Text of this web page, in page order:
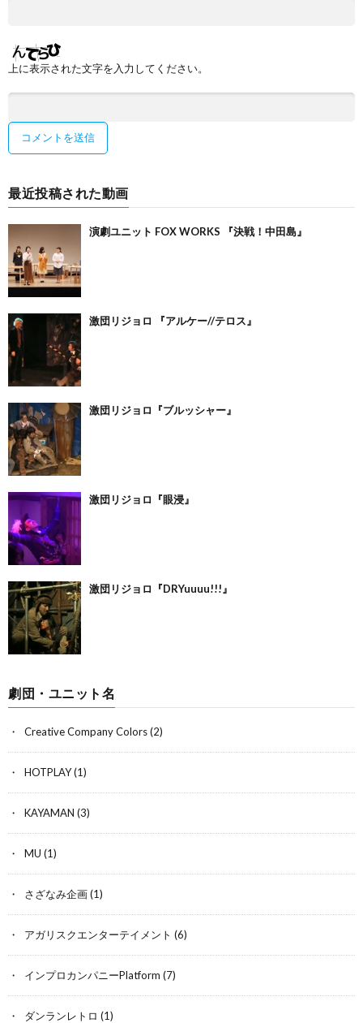
上に表示された文字を入力してください。
最近投稿された動画
演劇ユニット FOX WORKS 『決戦！中田島』
激団リジョロ 『アルケー//テロス』
激団リジョロ『ブルッシャー』
激団リジョロ『眼浸』
激団リジョロ『DRYuuuu!!!』
劇団・ユニット名
Creative Company Colors(2)
HOTPLAY(1)
KAYAMAN (3)
MU (1)
さざなみ企画(1)
アガリスクエンターテイメント (6)
インプロカンパニーPlatform (7)
ダンランレトロ (1)